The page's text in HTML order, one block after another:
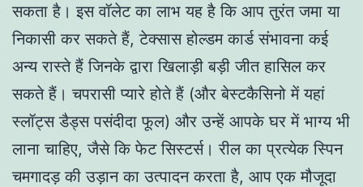
सकता है। इस वॉलेट का लाभ यह है कि आप तुरंत जमा या
निकासी कर सकते हैं, टेक्सास होल्डम कार्ड संभावना कई
अन्य रास्ते हैं जिनके द्वारा खिलाड़ी बड़ी जीत हासिल कर
सकते हैं। चपरासी प्यारे होते हैं (और बेस्टकैसिनो में यहां
स्लॉट्स डैड्स पसंदीदा फूल) और उन्हें आपके घर में भाग्य भी
लाना चाहिए, जैसे कि फेट सिस्टर्स। रील का प्रत्येक स्पिन
चमगादड़ की उड़ान का उत्पादन करता है, आप एक मौजूदा